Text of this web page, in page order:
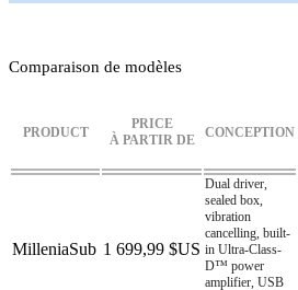
Comparaison de modèles
PRODUCT
PRICE
À PARTIR DE
CONCEPTION
MilleniaSub 1 699,99 $US
Dual driver,
sealed box,
vibration
cancelling, built-
in Ultra-Class-
D™ power
amplifier, USB